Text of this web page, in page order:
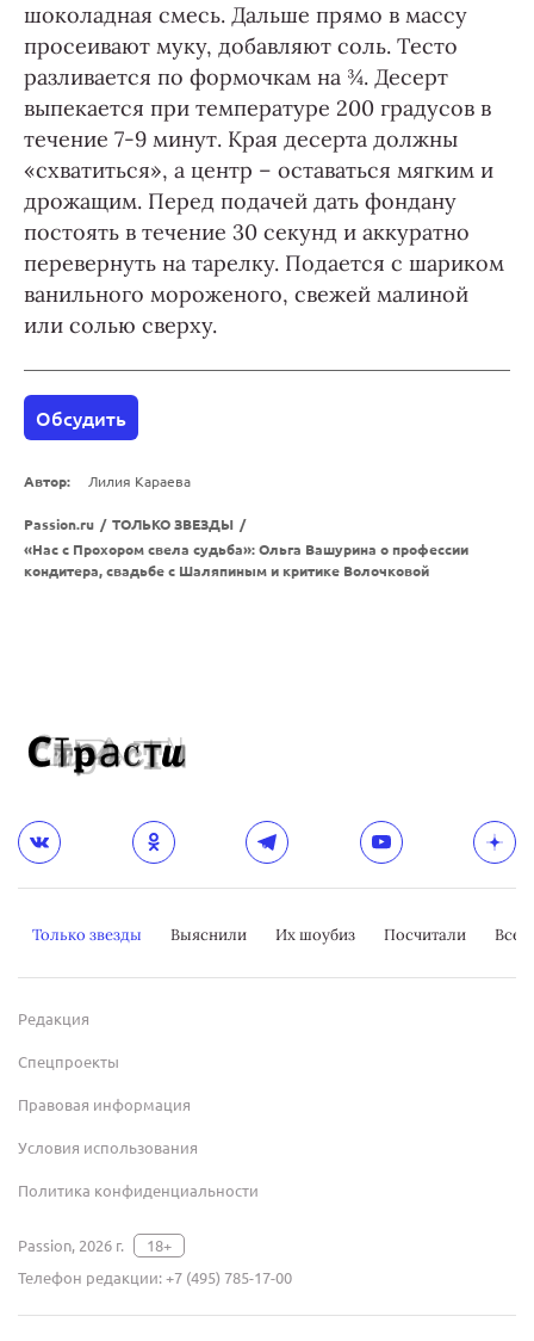
шоколадная смесь. Дальше прямо в массу
просеивают муку, добавляют соль. Тесто
разливается по формочкам на ¾. Десерт
выпекается при температуре 200 градусов в
течение 7-9 минут. Края десерта должны
«схватиться», а центр – оставаться мягким и
дрожащим. Перед подачей дать фондану
постоять в течение 30 секунд и аккуратно
перевернуть на тарелку. Подается с шариком
ванильного мороженого, свежей малиной
или солью сверху.
Обсудить
Автор: Лилия Караева
Passion.ru / ТОЛЬКО ЗВЕЗДЫ /
«Нас с Прохором свела судьба»: Ольга Вашурина о профессии
кондитера, свадьбе с Шаляпиным и критике Волочковой
Только звезды Выяснили Их шоубиз Посчитали
Редакция
Спецпроекты
Правовая информация
Условия использования
Политика конфиденциальности
Passion, 2026 г.
18+
Телефон редакции:+7 (495) 785-17-00